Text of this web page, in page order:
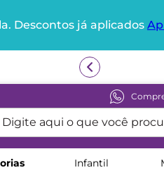
Descontos já aplicados
aqui o que você procura
Infantil